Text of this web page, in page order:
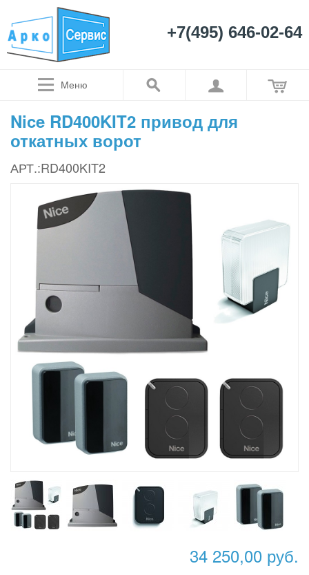
+7(495) 646-02-64
Меню
Nice RD400KIT2 привод для
откатных ворот
АРТ.:RD400KIT2
34 250,00 руб.